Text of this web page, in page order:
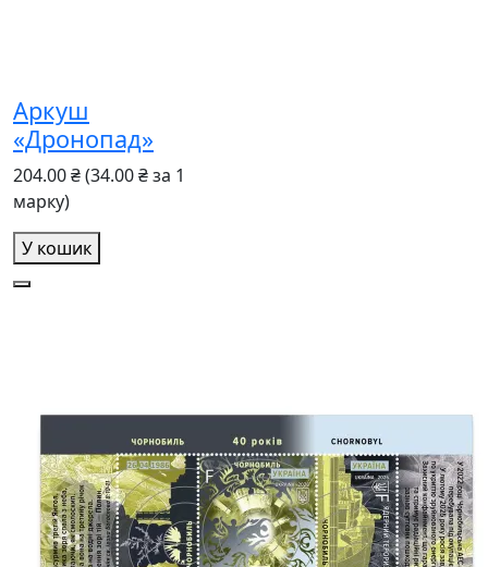
Аркуш
«Дронопад»
204.00 ₴(34.00 ₴ за 1
марку)
У кошик